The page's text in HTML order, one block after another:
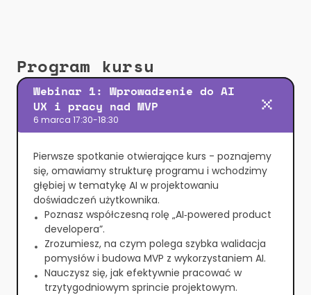
Program kursu
Webinar 1: Wprowadzenie do AI
UX i pracy nad MVP
6 marca 17:30-18:30
Pierwsze spotkanie otwierające kurs - poznajemy
się, omawiamy strukturę programu i wchodzimy
głębiej w tematykę AI w projektowaniu
doświadczeń użytkownika.
Poznasz współczesną rolę „AI‑powered product
developera”.
Zrozumiesz, na czym polega szybka walidacja
pomysłów i budowa MVP z wykorzystaniem AI.
Nauczysz się, jak efektywnie pracować w
trzytygodniowym sprincie projektowym.